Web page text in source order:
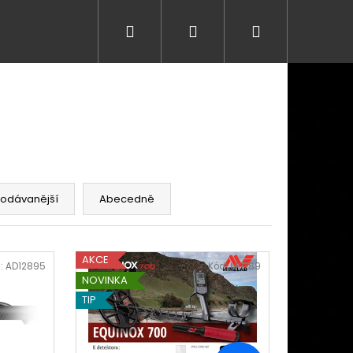
Přihlášení
Abecedně
AD12895
AKCE
NOVINKA
TIP
Kód:MI1789
Následující